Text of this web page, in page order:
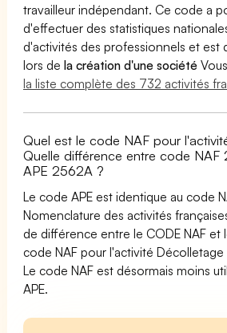
travailleur indépendant. Ce code a
d'effectuer des statistiques
d'activités des professionnels et est
lors dela création d'une société
la liste complète des 732 activités
Quel est le code NAF pour
Quelle différence entre code
APE 2562A ?
Le code APE est identique au code
Nomenclature des activités
de différence entre le CODE NAF et
code NAF pour l'activité
Le code NAF est désormais moins
APE.